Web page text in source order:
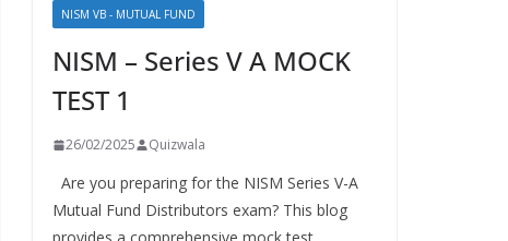
NISM VB - MUTUAL FUND
NISM – Series V A MOCK
TEST 1
26/02/2025 Quizwala
Are you preparing for the NISM Series V-A
Mutual Fund Distributors exam? This blog